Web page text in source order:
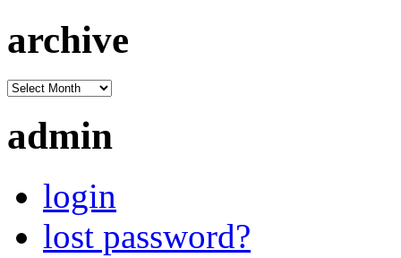
archive
admin
login
lost password?